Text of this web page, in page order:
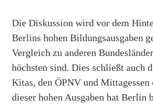
Die Diskussion wird vor dem
Berlins hohen Bildungsausgaben
Vergleich zu anderen
höchsten sind. Dies schließt auch
Kitas, den ÖPNV und Mittagessen
dieser hohen Ausgaben hat Berlin